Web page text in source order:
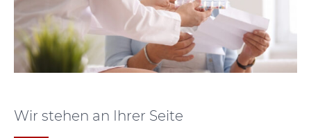
Wir stehen an Ihrer Seite